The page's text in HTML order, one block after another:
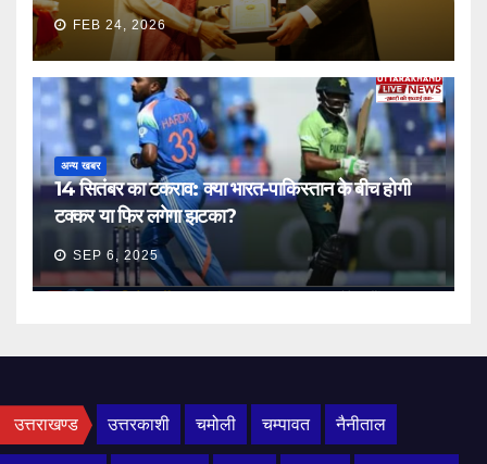
FEB 24, 2026
अन्य खबर
14 सितंबर का टकराव: क्या भारत-पाकिस्तान के बीच होगी
टक्कर या फिर लगेगा झटका?
SEP 6, 2025
उत्तराखण्ड उत्तरकाशी चमोली चम्पावत नैनीताल